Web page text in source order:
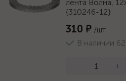
лента Волна,
{310246-12}
310 ₽ /шт
В наличии 62
+